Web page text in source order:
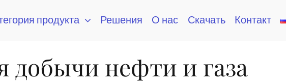
продукта Решения О нас Скачать Контакт
добычи нефти и газа